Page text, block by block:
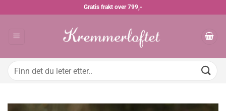
Gratis frakt over 799,-
Søk